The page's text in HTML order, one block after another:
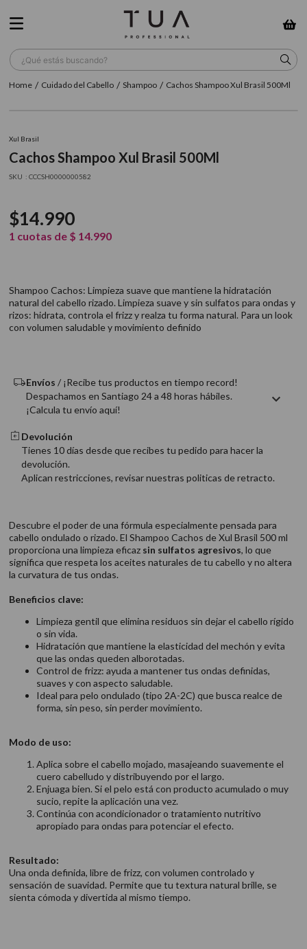
¿Qué estás buscando?
Cuidado del Cabello Shampoo Cachos Shampoo Xul Brasil 500Ml
Xul Brasil
Cachos Shampoo Xul Brasil 500Ml
: CCCSH0000000582
$14.990
1 cuotas de $ 14.990
Shampoo Cachos: Limpieza suave que mantiene la hidratación
natural del cabello rizado. Limpieza suave y sin sulfatos para ondas y
rizos: hidrata, controla el frizz y realza tu forma natural. Para un look
con volumen saludable y movimiento definido
Envíos / ¡Recibe tus productos en tiempo record!
Despachamos en Santiago 24 a 48 horas hábiles.
¡Calcula tu envío aquí!
Devolución
Tienes 10 días desde que recibes tu pedido para hacer la
devolución.
Aplican restricciones, revisar nuestras politicas de retracto.
Descubre el poder de una fórmula especialmente pensada para
cabello ondulado o rizado. El Shampoo Cachos de Xul Brasil 500 ml
proporciona una limpieza eficaz sin sulfatos agresivos, lo que
significa que respeta los aceites naturales de tu cabello y no altera
la curvatura de tus ondas.
Beneficios clave:
Limpieza gentil que elimina residuos sin dejar el cabello rígido
o sin vida.
Hidratación que mantiene la elasticidad del mechón y evita
que las ondas queden alborotadas.
Control de frizz: ayuda a mantener tus ondas definidas,
suaves y con aspecto saludable.
Ideal para pelo ondulado (tipo 2A-2C) que busca realce de
forma, sin peso, sin perder movimiento.
Modo de uso:
Aplica sobre el cabello mojado, masajeando suavemente el
cuero cabelludo y distribuyendo por el largo.
Enjuaga bien. Si el pelo está con producto acumulado o muy
sucio, repite la aplicación una vez.
Continúa con acondicionador o tratamiento nutritivo
apropiado para ondas para potenciar el efecto.
Resultado:
Una onda definida, libre de frizz, con volumen controlado y
sensación de suavidad. Permite que tu textura natural brille, se
sienta cómoda y divertida al mismo tiempo.
TÉRMINOS MÁS BUSCADOS
5. cepillo
6. gama
8. loreal
9. acondicionador